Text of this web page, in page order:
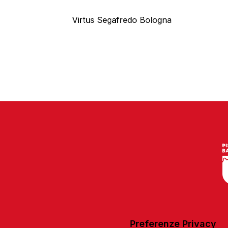
Virtus Segafredo Bologna
Preferenze Privacy